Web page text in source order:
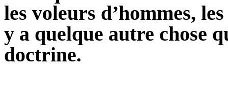
les voleurs d’hommes,
y a quelque autre chose
doctrine.